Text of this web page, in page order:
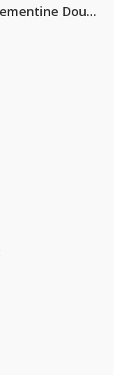
Calvin Harris & Clementine Douglas